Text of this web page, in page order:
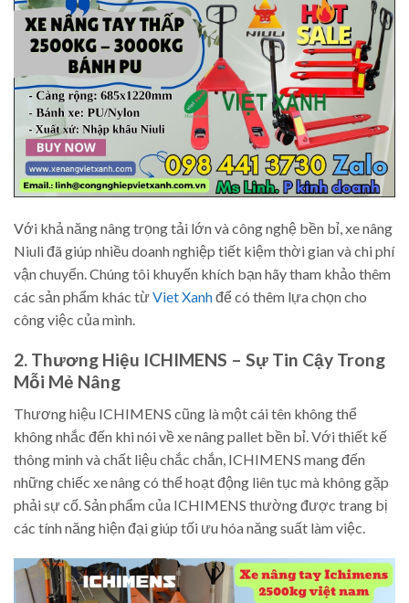
Với khả năng nâng trọng tải lớn và công nghệ bền bỉ, xe nâng
Niuli đã giúp nhiều doanh nghiệp tiết kiệm thời gian và chi phí
vận chuyển. Chúng tôi khuyến khích bạn hãy tham khảo thêm
các sản phẩm khác từViet Xanhđể có thêm lựa chọn cho
công việc của mình.
2. Thương Hiệu ICHIMENS – Sự Tin Cậy Trong
Mỗi Mẻ Nâng
Thương hiệu ICHIMENS cũng là một cái tên không thể
không nhắc đến khi nói về xe nâng pallet bền bỉ. Với thiết kế
thông minh và chất liệu chắc chắn, ICHIMENS mang đến
những chiếc xe nâng có thể hoạt động liên tục mà không gặp
phải sự cố. Sản phẩm của ICHIMENS thường được trang bị
các tính năng hiện đại giúp tối ưu hóa năng suất làm việc.